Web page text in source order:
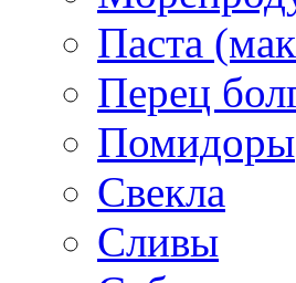
Паста
Перец
Помидоры
Свекла
Сливы